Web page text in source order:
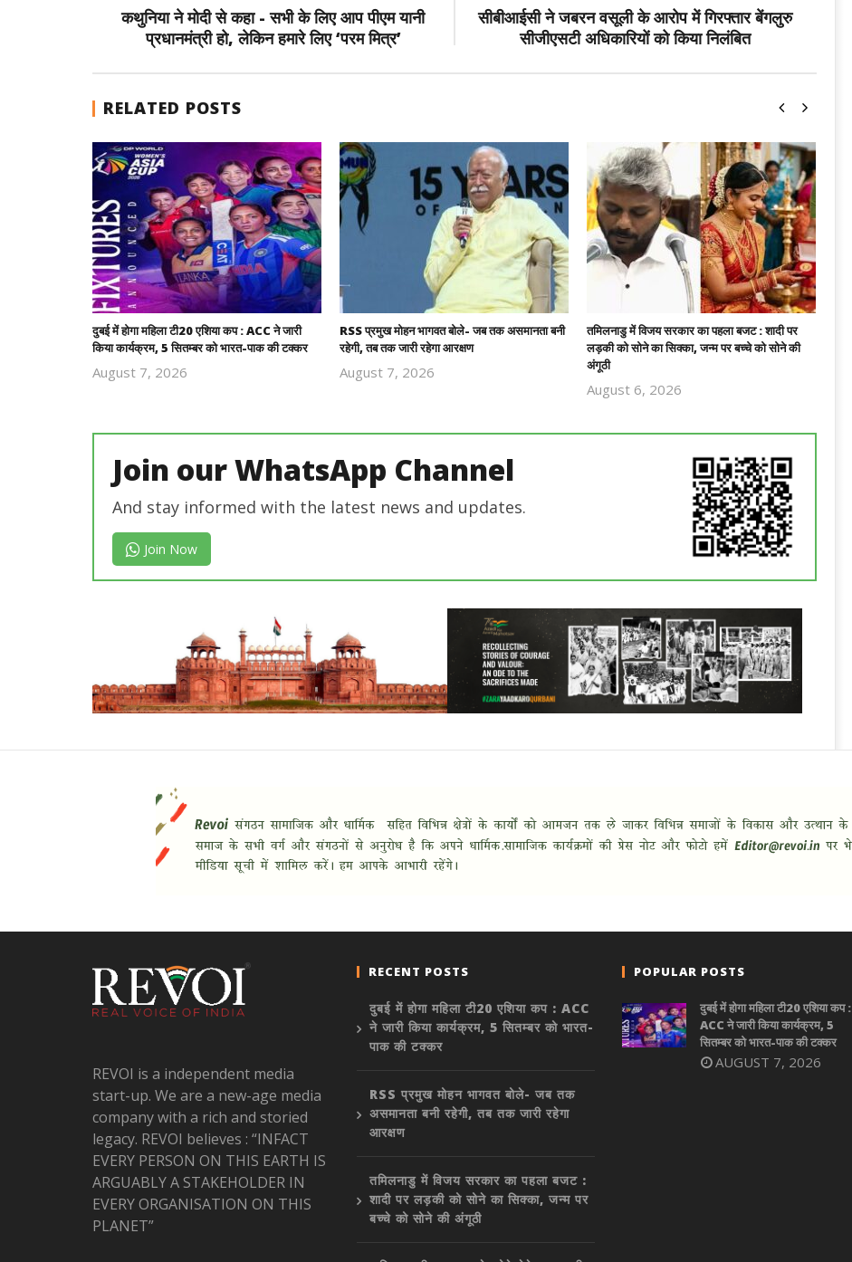
कथुनिया ने मोदी से कहा - सभी के लिए आप पीएम यानी
प्रधानमंत्री हो, लेकिन हमारे लिए ‘परम मित्र’
सीबीआईसी ने जबरन वसूली के आरोप में गिरफ्तार बेंगलुरु
सीजीएसटी अधिकारियों को किया निलंबित
RELATED POSTS
दुबई में होगा महिला टी20 एशिया कप : ACC ने जारी
किया कार्यक्रम, 5 सितम्बर को भारत-पाक की टक्कर
August 7, 2026
RSS प्रमुख मोहन भागवत बोले- जब तक असमानता बनी
रहेगी, तब तक जारी रहेगा आरक्षण
August 7, 2026
तमिलनाडु में विजय सरकार का पहला बजट : शादी पर
लड़की को सोने का सिक्का, जन्म पर बच्चे को सोने की
अंगूठी
August 6, 2026
Join our WhatsApp Channel
And stay informed with the latest news and updates.
Join Now
REVOI is a independent media
start-up. We are a new-age media
company with a rich and storied
legacy. REVOI believes : “INFACT
EVERY PERSON ON THIS EARTH IS
ARGUABLY A STAKEHOLDER IN
EVERY ORGANISATION ON THIS
PLANET”
RECENT POSTS
दुबई में होगा महिला टी20 एशिया कप : ACC
ने जारी किया कार्यक्रम, 5 सितम्बर को भारत-
पाक की टक्कर
RSS प्रमुख मोहन भागवत बोले- जब तक
असमानता बनी रहेगी, तब तक जारी रहेगा
आरक्षण
तमिलनाडु में विजय सरकार का पहला बजट :
शादी पर लड़की को सोने का सिक्का, जन्म पर
बच्चे को सोने की अंगूठी
POPULAR POSTS
दुबई में होगा महिला टी20 एशिया कप :
ACC ने जारी किया कार्यक्रम, 5
सितम्बर को भारत-पाक की टक्कर
AUGUST 7, 2026